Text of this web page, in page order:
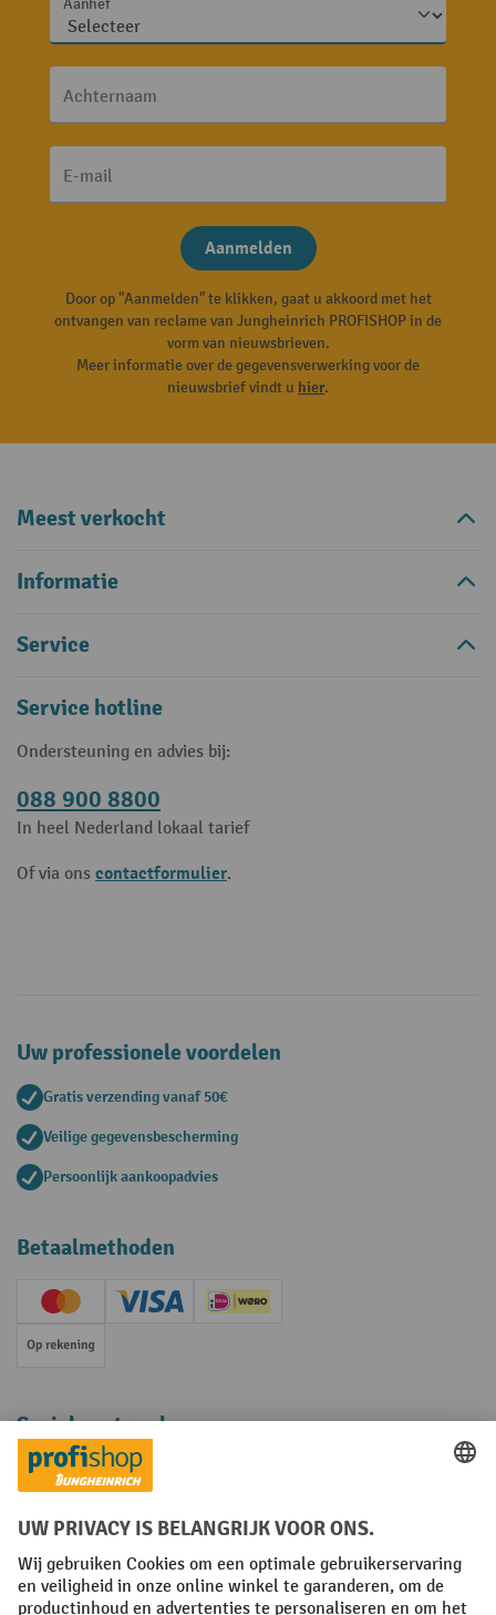
Aanhef
Achternaam
E-mail
Aanmelden
Door op "Aanmelden" te klikken, gaat u akkoord met het
ontvangen van reclame van Jungheinrich PROFISHOP in de
vorm van nieuwsbrieven.
Meer informatie over de gegevensverwerking voor de
nieuwsbrief vindt u hier.
Meest verkocht
Informatie
Service
Service hotline
Ondersteuning en advies bij:
088 900 8800
In heel Nederland lokaal tarief
Of via ons contactformulier.
Uw professionele voordelen
Gratis verzending vanaf 50€
Veilige gegevensbescherming
Persoonlijk aankoopadvies
Betaalmethoden
Creditcard (Master)Creditcard (Visa)iDEAL | Wero
Op rekening
Sociale netwerken
Facebook
YouTube
LinkedInInstagram
Algemene leveringsvoorwaarden Copyright